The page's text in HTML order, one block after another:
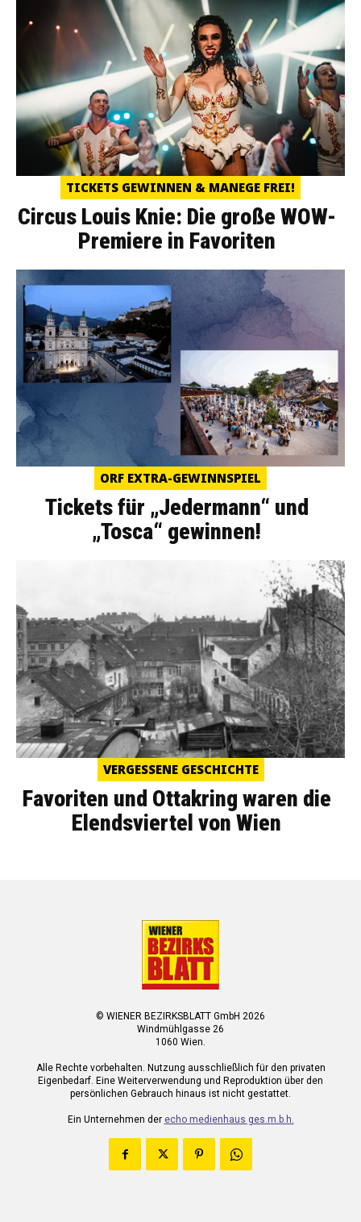
TICKETS GEWINNEN & MANEGE FREI!
Circus Louis Knie: Die große WOW-
Premiere in Favoriten
ORF EXTRA-GEWINNSPIEL
Tickets für „Jedermann“ und
„Tosca“ gewinnen!
VERGESSENE GESCHICHTE
Favoriten und Ottakring waren die
Elendsviertel von Wien
© WIENER BEZIRKSBLATT GmbH 2026
Windmühlgasse 26
1060 Wien.
Alle Rechte vorbehalten. Nutzung ausschließlich für den privaten
Eigenbedarf. Eine Weiterverwendung und Reproduktion über den
persönlichen Gebrauch hinaus ist nicht gestattet.
Ein Unternehmen der echo medienhaus ges.m.b.h.